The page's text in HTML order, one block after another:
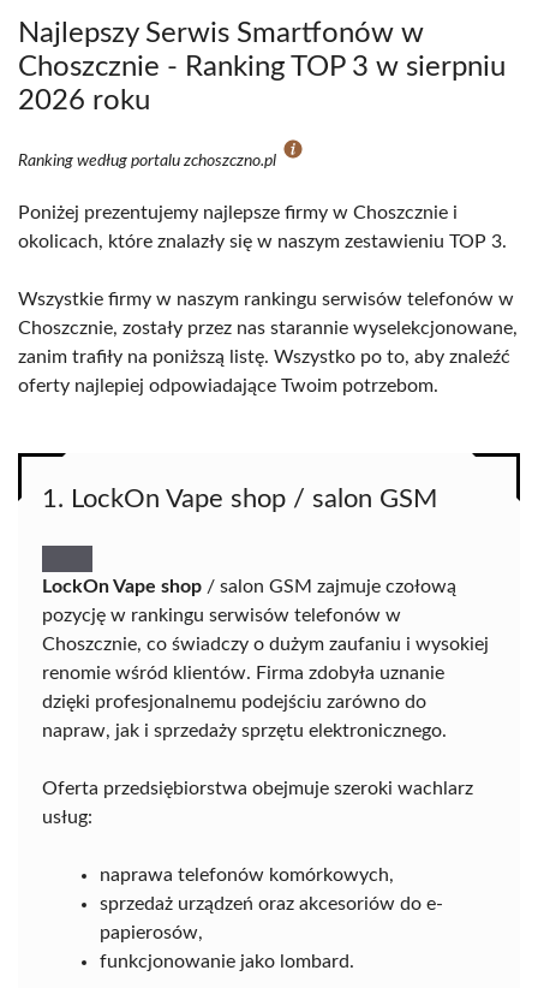
Najlepszy Serwis Smartfonów w
Choszcznie - Ranking TOP 3 w sierpniu
2026 roku
Ranking według portalu zchoszczno.pl
Poniżej prezentujemy najlepsze firmy w Choszcznie i
okolicach, które znalazły się w naszym zestawieniu TOP 3.
Wszystkie firmy w naszym rankingu serwisów telefonów w
Choszcznie, zostały przez nas starannie wyselekcjonowane,
zanim trafiły na poniższą listę. Wszystko po to, aby znaleźć
oferty najlepiej odpowiadające Twoim potrzebom.
1. LockOn Vape shop / salon GSM
LockOn Vape shop / salon GSM zajmuje czołową
pozycję w rankingu serwisów telefonów w
Choszcznie, co świadczy o dużym zaufaniu i wysokiej
renomie wśród klientów. Firma zdobyła uznanie
dzięki profesjonalnemu podejściu zarówno do
napraw, jak i sprzedaży sprzętu elektronicznego.
Oferta przedsiębiorstwa obejmuje szeroki wachlarz
usług:
naprawa telefonów komórkowych,
sprzedaż urządzeń oraz akcesoriów do e-
papierosów,
funkcjonowanie jako lombard.